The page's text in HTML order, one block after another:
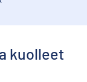
kuolleet